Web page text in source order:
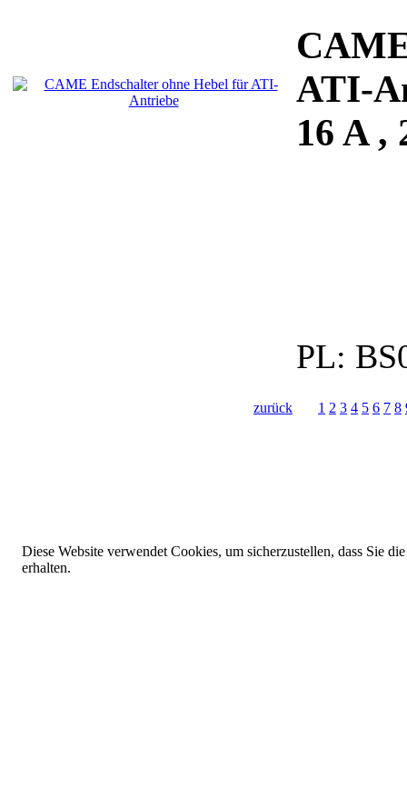
ATI-
16 A ,
PL:
zurück 1 2 3 4 5 6 7 8
Diese Website verwendet Cookies, um sicherzustellen, dass Sie
erhalten.